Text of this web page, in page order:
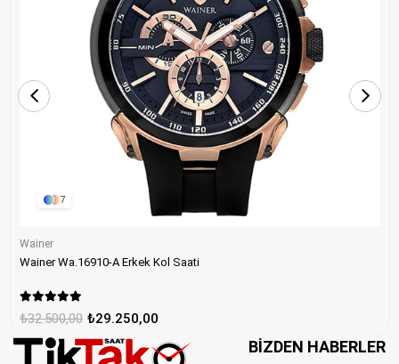
7
Wainer
Wainer Wa.16910-A Erkek Kol Saati
₺29.250,00
₺32.500,00
BIZDEN HABERLER